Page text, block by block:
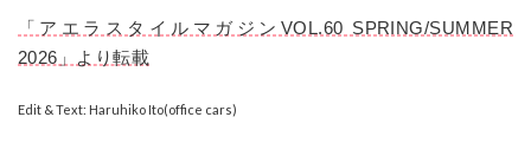
「アエラスタイルマガジンVOL.60 SPRING/SUMMER
2026」より転載
Edit & Text: Haruhiko Ito(office cars)